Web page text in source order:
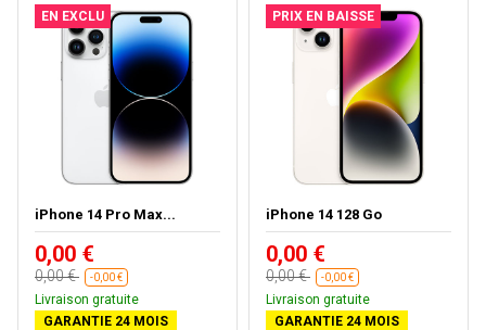
EN EXCLU
iPhone 14 Pro Max...
0,00 €
0,00 € -0,00 €
Livraison gratuite
GARANTIE 24 MOIS
PRIX EN BAISSE
iPhone 14 128 Go
0,00 €
0,00 € -0,00 €
Livraison gratuite
GARANTIE 24 MOIS